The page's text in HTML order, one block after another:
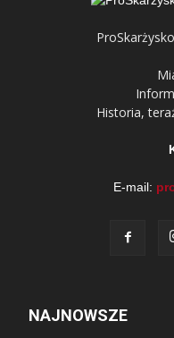
Historia,
E-mail:
NAJNOWSZE